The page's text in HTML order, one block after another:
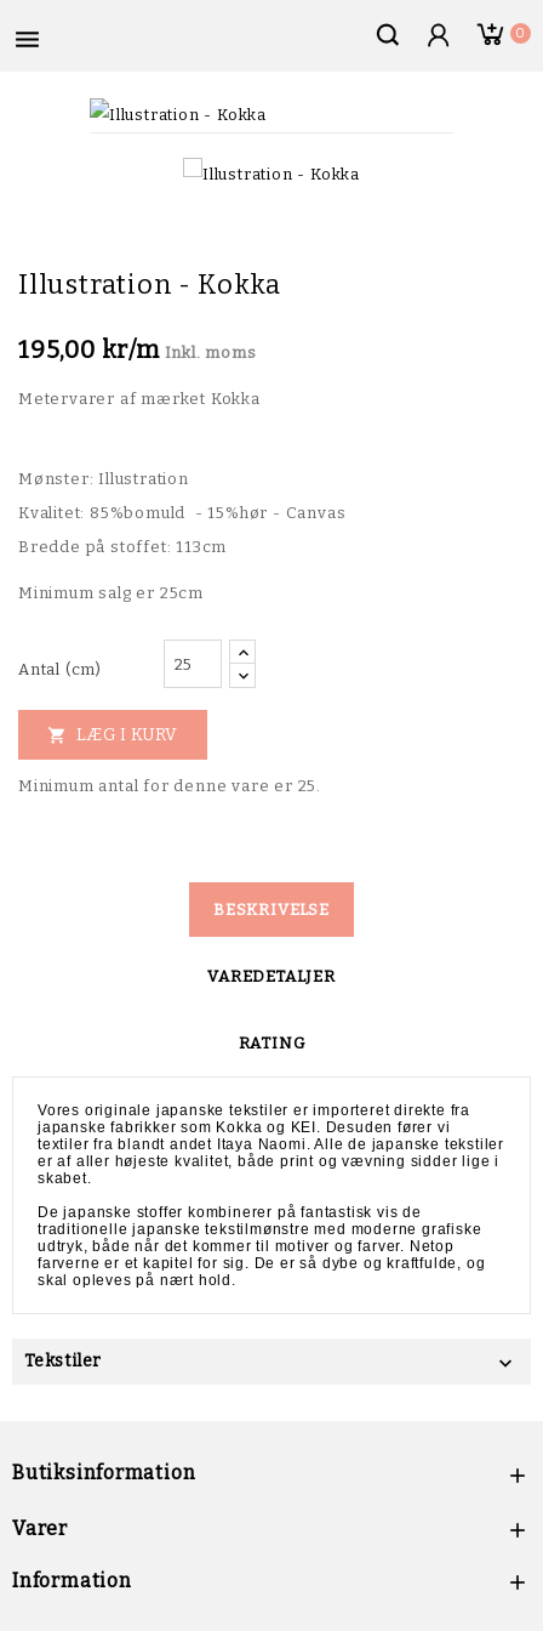
 0
Illustration - Kokka
195,00 kr/m Inkl. moms
Metervarer af mærket Kokka
Mønster: Illustration
Kvalitet: 85%bomuld - 15%hør - Canvas
Bredde på stoffet: 113cm
Minimum salg er 25cm
Antal (cm)
 LÆG I KURV
Minimum antal for denne vare er 25.
BESKRIVELSE
VAREDETALJER
RATING
Vores originale japanske tekstiler er importeret direkte fra
japanske fabrikker som Kokka og KEI. Desuden fører vi
textiler fra blandt andet Itaya Naomi. Alle de japanske tekstiler
er af aller højeste kvalitet, både print og vævning sidder lige i
skabet.
De japanske stoffer kombinerer på fantastisk vis de
traditionelle japanske tekstilmønstre med moderne grafiske
udtryk, både når det kommer til motiver og farver. Netop
farverne er et kapitel for sig. De er så dybe og kraftfulde, og
skal opleves på nært hold.
Tekstiler 
Butiksinformation 
Varer 
Information 